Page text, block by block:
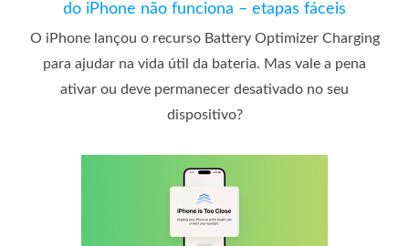
do iPhone não funciona – etapas fáceis
O iPhone lançou o recurso Battery Optimizer Charging
para ajudar na vida útil da bateria. Mas vale a pena
ativar ou deve permanecer desativado no seu
dispositivo?